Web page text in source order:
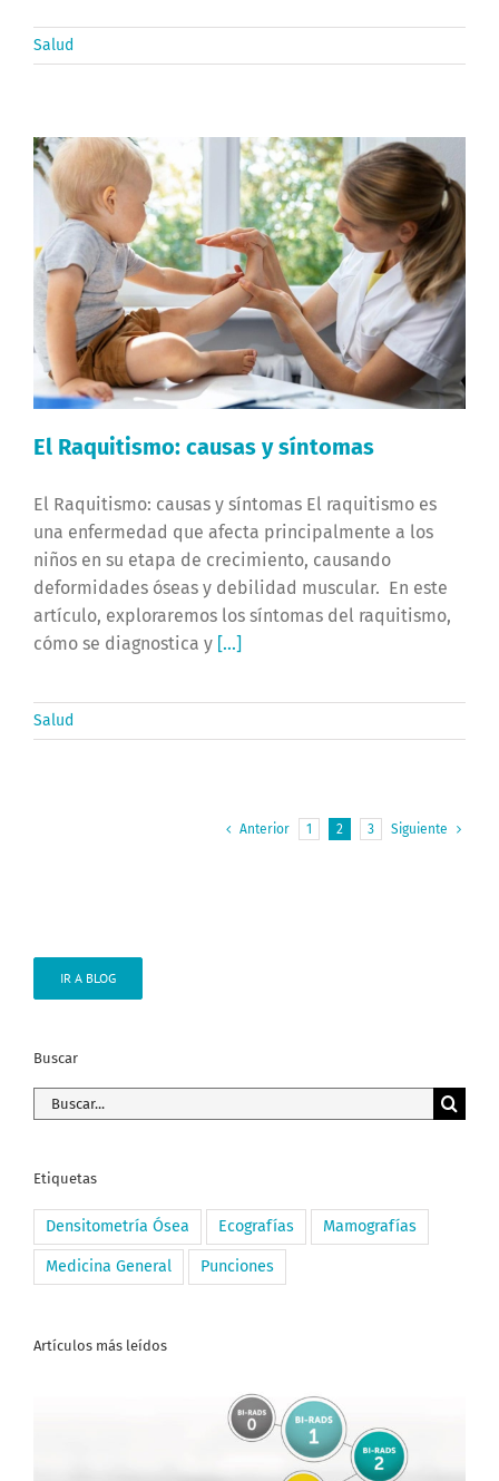
Salud
El Raquitismo: causas y síntomas
El Raquitismo: causas y síntomas El raquitismo es
una enfermedad que afecta principalmente a los
niños en su etapa de crecimiento, causando
deformidades óseas y debilidad muscular. En este
artículo, exploraremos los síntomas del raquitismo,
cómo se diagnostica y [...]
Salud
Anterior 1 2 3 Siguiente
IR A BLOG
Buscar
Buscar:
Etiquetas
Densitometría Ósea Ecografías Mamografías
Medicina General Punciones
Artículos más leídos